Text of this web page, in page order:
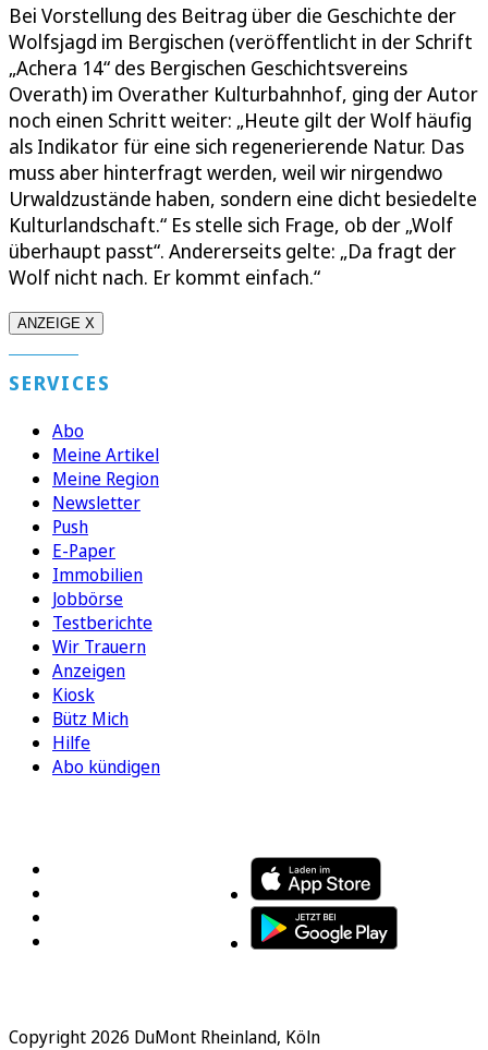
Bei Vorstellung des Beitrag über die Geschichte der
Wolfsjagd im Bergischen (veröffentlicht in der Schrift
„Achera 14“ des Bergischen Geschichtsvereins
Overath) im Overather Kulturbahnhof, ging der Autor
noch einen Schritt weiter: „Heute gilt der Wolf häufig
als Indikator für eine sich regenerierende Natur. Das
muss aber hinterfragt werden, weil wir nirgendwo
Urwaldzustände haben, sondern eine dicht besiedelte
Kulturlandschaft.“ Es stelle sich Frage, ob der „Wolf
überhaupt passt“. Andererseits gelte: „Da fragt der
Wolf nicht nach. Er kommt einfach.“
ANZEIGE X
SERVICES
Abo
Meine Artikel
Meine Region
Newsletter
Push
E-Paper
Immobilien
Jobbörse
Testberichte
Wir Trauern
Anzeigen
Kiosk
Bütz Mich
Hilfe
Abo kündigen
Copyright 2026 DuMont Rheinland, Köln